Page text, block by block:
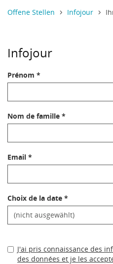
Offene Stellen Infojour
Infojour
Prénom *
Nom de famille *
Email *
Choix de la date *
J'ai pris connaissance des
des données et je les